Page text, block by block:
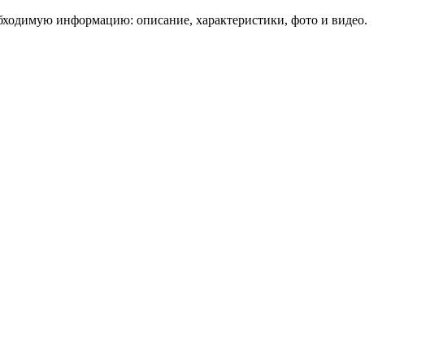
информацию: описание, характеристики, фото и видео.